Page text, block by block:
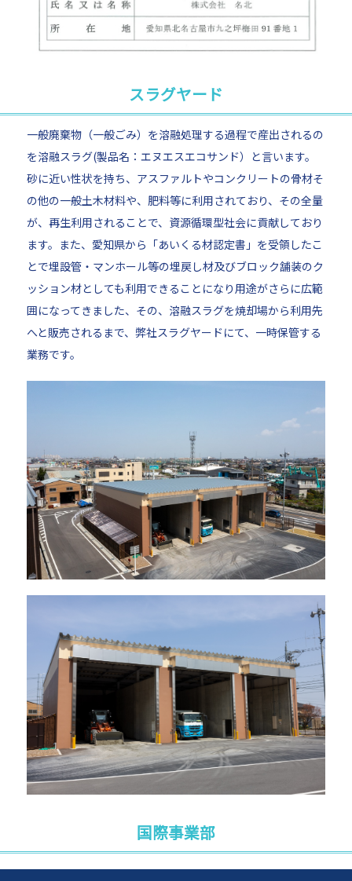
スラグヤード
一般廃棄物（一般ごみ）を溶融処理する過程で産出されるの
を溶融スラグ(製品名：エヌエスエコサンド）と言います。
砂に近い性状を持ち、アスファルトやコンクリートの骨材そ
の他の一般土木材料や、肥料等に利用されており、その全量
が、再生利用されることで、資源循環型社会に貢献しており
ます。また、愛知県から「あいくる材認定書」を受領したこ
とで埋設管・マンホール等の埋戻し材及びブロック舗装のク
ッション材としても利用できることになり用途がさらに広範
囲になってきました、その、溶融スラグを焼却場から利用先
へと販売されるまで、弊社スラグヤードにて、一時保管する
業務です。
国際事業部